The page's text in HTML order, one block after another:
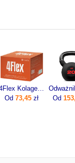
4Flex Kolagen Nowej Generacji Z Wit. C 30sasz.
Od 73,45 zł
Od